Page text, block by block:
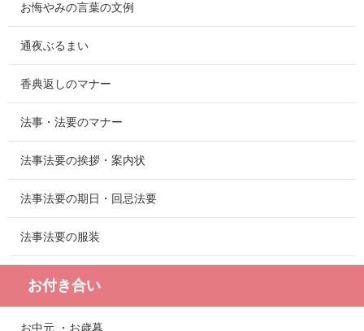
お悔やみの言葉の文例
通夜ぶるまい
香典返しのマナー
法事・法要のマナー
法事法要の挨拶・案内状
法事法要の期日・回忌法要
法事法要の服装
お付き合い
お中元 ・お歳暮